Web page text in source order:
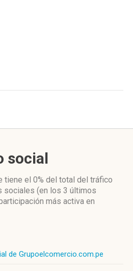
social
tiene el 0% del total del tráfico
sociales (en los 3 últimos
más activa en
de Grupoelcomercio.com.pe